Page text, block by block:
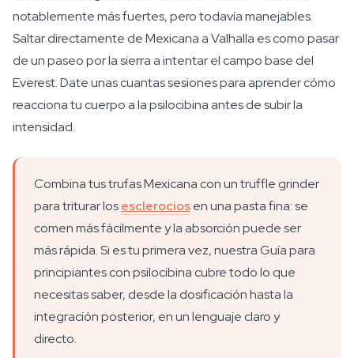
notablemente más fuertes, pero todavía manejables.
Saltar directamente de Mexicana a Valhalla es como pasar
de un paseo por la sierra a intentar el campo base del
Everest. Date unas cuantas sesiones para aprender cómo
reacciona tu cuerpo a la psilocibina antes de subir la
intensidad.
Combina tus trufas Mexicana con un truffle grinder
para triturar losesclerociosen una pasta fina: se
comen más fácilmente y la absorción puede ser
más rápida. Si es tu primera vez, nuestra Guía para
principiantes con psilocibina cubre todo lo que
necesitas saber, desde la dosificación hasta la
integración posterior, en un lenguaje claro y
directo.